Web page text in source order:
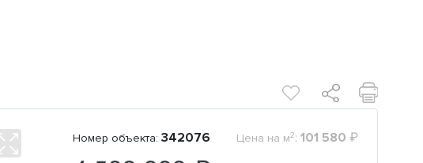
Номер объекта: 342076 Цена на м2: 101 580 ₽